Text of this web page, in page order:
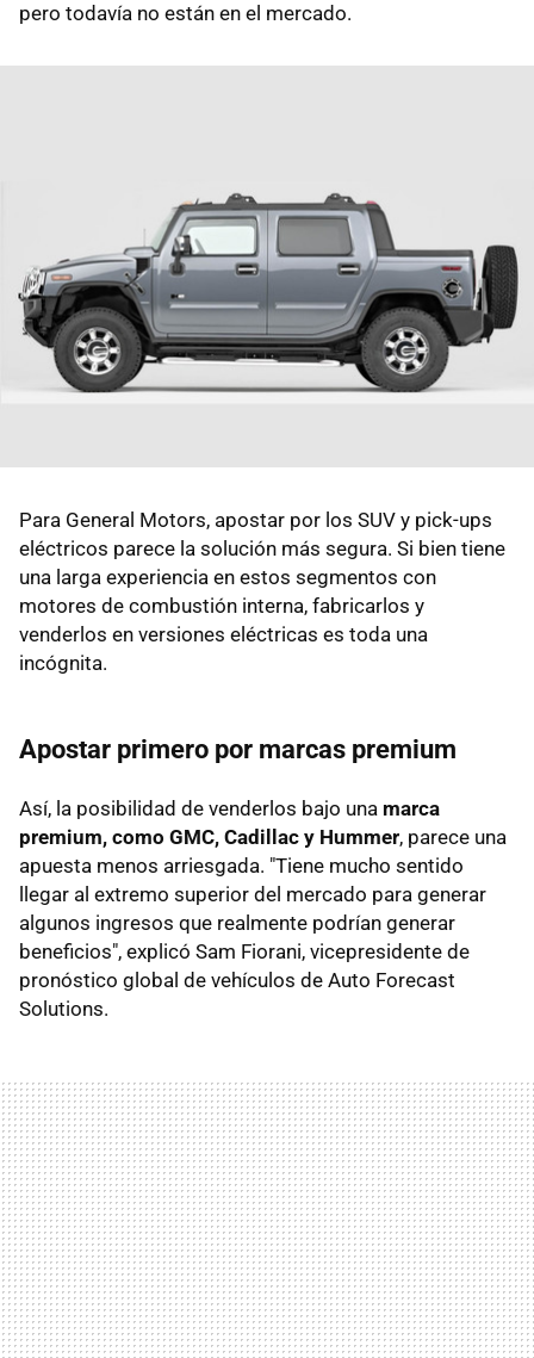
pero todavía no están en el mercado.
Para General Motors, apostar por los SUV y pick-ups
eléctricos parece la solución más segura. Si bien tiene
una larga experiencia en estos segmentos con
motores de combustión interna, fabricarlos y
venderlos en versiones eléctricas es toda una
incógnita.
Apostar primero por marcas premium
Así, la posibilidad de venderlos bajo una marca
premium, como GMC, Cadillac y Hummer, parece una
apuesta menos arriesgada. "Tiene mucho sentido
llegar al extremo superior del mercado para generar
algunos ingresos que realmente podrían generar
beneficios", explicó Sam Fiorani, vicepresidente de
pronóstico global de vehículos de Auto Forecast
Solutions.